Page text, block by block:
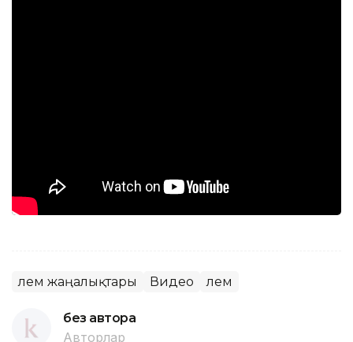
Әлем жаңалықтары Видео Әлем
без автора
Авторлар